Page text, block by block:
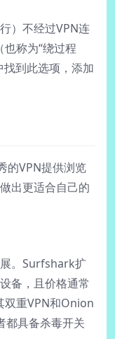
）不经过VPN连
称为“绕过程
找到此选项，添加
的VPN提供浏览
出更适合自己的
。Surfshark扩
备，且价格通常
双重VPN和Onion
都具备杀毒开关